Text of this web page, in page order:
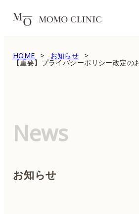
HOME お知らせ
【重要】プライバシーポリシー改定の
News
お知らせ